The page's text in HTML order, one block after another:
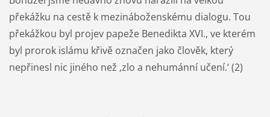
překážku na cestě k mezináboženskému dialogu. Tou
překážkou byl projev papeže Benedikta XVI., ve kterém
byl prorok islámu křivě označen jako člověk, který
nepřinesl nic jiného než ‚zlo a nehumánní učení.‘ (2)